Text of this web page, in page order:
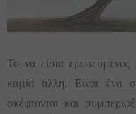
Το να είσαι ερωτευμένος
καμία άλλη. Είναι ένα
σκέφτονται και